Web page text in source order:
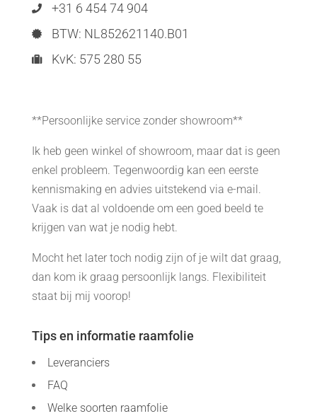
 +31 6 454 74 904
 BTW: NL852621140.B01
 KvK: 575 280 55
**Persoonlijke service zonder showroom**
Ik heb geen winkel of showroom, maar dat is geen
enkel probleem. Tegenwoordig kan een eerste
kennismaking en advies uitstekend via e-mail.
Vaak is dat al voldoende om een goed beeld te
krijgen van wat je nodig hebt.
Mocht het later toch nodig zijn of je wilt dat graag,
dan kom ik graag persoonlijk langs. Flexibiliteit
staat bij mij voorop!
Tips en informatie raamfolie
Leveranciers
FAQ
Welke soorten raamfolie